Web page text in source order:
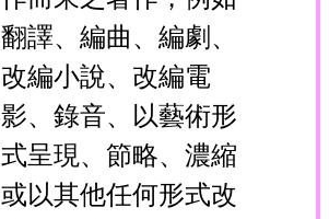
翻譯、編曲、編劇、
改編小說、改編電
影、錄音、以藝術形
式呈現、節略、濃縮
或以其他任何形式改